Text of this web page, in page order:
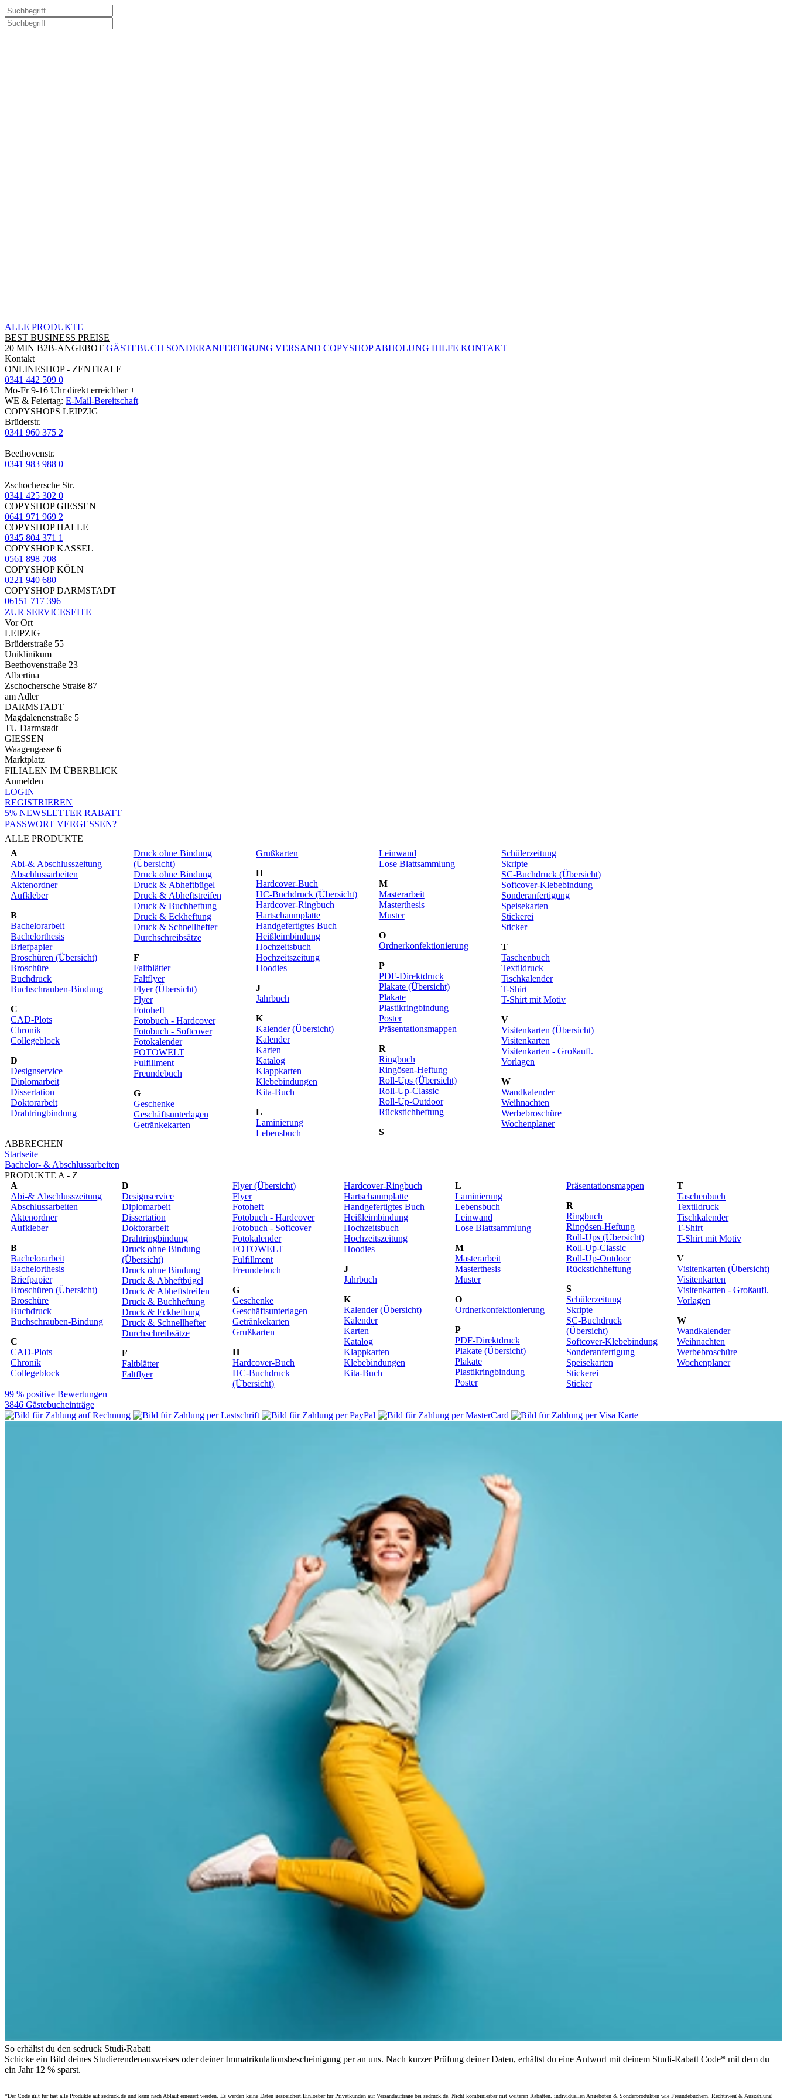
ALLE PRODUKTE
BEST BUSINESS PREISE
20 MIN B2B-ANGEBOT GÄSTEBUCH SONDERANFERTIGUNG VERSAND COPYSHOP ABHOLUNG HILFE KONTAKT
Kontakt
ONLINESHOP - ZENTRALE
0341 442 509 0
Mo-Fr 9-16 Uhr direkt erreichbar +
WE & Feiertag: E-Mail-Bereitschaft
COPYSHOPS LEIPZIG
Brüderstr.
0341 960 375 2
Beethovenstr.
0341 983 988 0
Zschochersche Str.
0341 425 302 0
COPYSHOP GIESSEN
0641 971 969 2
COPYSHOP HALLE
0345 804 371 1
COPYSHOP KASSEL
0561 898 708
COPYSHOP KÖLN
0221 940 680
COPYSHOP DARMSTADT
06151 717 396
ZUR SERVICESEITE
Vor Ort
LEIPZIG
Brüderstraße 55
Uniklinikum
Beethovenstraße 23
Albertina
Zschochersche Straße 87
am Adler
DARMSTADT
Magdalenenstraße 5
TU Darmstadt
GIESSEN
Waagengasse 6
Marktplatz
FILIALEN IM ÜBERBLICK
Anmelden
LOGIN
REGISTRIEREN
5% NEWSLETTER RABATT
PASSWORT VERGESSEN?
ALLE PRODUKTE
A
Abi-& Abschlusszeitung
Abschlussarbeiten
Aktenordner
Aufkleber
B
Bachelorarbeit
Bachelorthesis
Briefpapier
Broschüren (Übersicht)
Broschüre
Buchdruck
Buchschrauben-Bindung
C
CAD-Plots
Chronik
Collegeblock
D
Designservice
Diplomarbeit
Dissertation
Doktorarbeit
Drahtringbindung
Druck ohne Bindung
(Übersicht)
Druck ohne Bindung
Druck & Abheftbügel
Druck & Abheftstreifen
Druck & Buchheftung
Druck & Eckheftung
Druck & Schnellhefter
Durchschreibsätze
F
Faltblätter
Faltflyer
Flyer (Übersicht)
Flyer
Fotoheft
Fotobuch - Hardcover
Fotobuch - Softcover
Fotokalender
FOTOWELT
Fulfillment
Freundebuch
G
Geschenke
Geschäftsunterlagen
Getränkekarten
Grußkarten
H
Hardcover-Buch
HC-Buchdruck (Übersicht)
Hardcover-Ringbuch
Hartschaumplatte
Handgefertigtes Buch
Heißleimbindung
Hochzeitsbuch
Hochzeitszeitung
Hoodies
J
Jahrbuch
K
Kalender (Übersicht)
Kalender
Karten
Katalog
Klappkarten
Klebebindungen
Kita-Buch
L
Laminierung
Lebensbuch
Leinwand
Lose Blattsammlung
M
Masterarbeit
Masterthesis
Muster
O
Ordnerkonfektionierung
P
PDF-Direktdruck
Plakate (Übersicht)
Plakate
Plastikringbindung
Poster
Präsentationsmappen
R
Ringbuch
Ringösen-Heftung
Roll-Ups (Übersicht)
Roll-Up-Classic
Roll-Up-Outdoor
Rückstichheftung
S
Schülerzeitung
Skripte
SC-Buchdruck (Übersicht)
Softcover-Klebebindung
Sonderanfertigung
Speisekarten
Stickerei
Sticker
T
Taschenbuch
Textildruck
Tischkalender
T-Shirt
T-Shirt mit Motiv
V
Visitenkarten (Übersicht)
Visitenkarten
Visitenkarten - Großaufl.
Vorlagen
W
Wandkalender
Weihnachten
Werbebroschüre
Wochenplaner
ABBRECHEN
Startseite
Bachelor- & Abschlussarbeiten
PRODUKTE A - Z
A
Abi-& Abschlusszeitung
Abschlussarbeiten
Aktenordner
Aufkleber
B
Bachelorarbeit
Bachelorthesis
Briefpapier
Broschüren (Übersicht)
Broschüre
Buchdruck
Buchschrauben-Bindung
C
CAD-Plots
Chronik
Collegeblock
D
Designservice
Diplomarbeit
Dissertation
Doktorarbeit
Drahtringbindung
Druck ohne Bindung
(Übersicht)
Druck ohne Bindung
Druck & Abheftbügel
Druck & Abheftstreifen
Druck & Buchheftung
Druck & Eckheftung
Druck & Schnellhefter
Durchschreibsätze
F
Faltblätter
Faltflyer
Flyer (Übersicht)
Flyer
Fotoheft
Fotobuch - Hardcover
Fotobuch - Softcover
Fotokalender
FOTOWELT
Fulfillment
Freundebuch
G
Geschenke
Geschäftsunterlagen
Getränkekarten
Grußkarten
H
Hardcover-Buch
HC-Buchdruck
(Übersicht)
Hardcover-Ringbuch
Hartschaumplatte
Handgefertigtes Buch
Heißleimbindung
Hochzeitsbuch
Hochzeitszeitung
Hoodies
J
Jahrbuch
K
Kalender (Übersicht)
Kalender
Karten
Katalog
Klappkarten
Klebebindungen
Kita-Buch
L
Laminierung
Lebensbuch
Leinwand
Lose Blattsammlung
M
Masterarbeit
Masterthesis
Muster
O
Ordnerkonfektionierung
P
PDF-Direktdruck
Plakate (Übersicht)
Plakate
Plastikringbindung
Poster
Präsentationsmappen
R
Ringbuch
Ringösen-Heftung
Roll-Ups (Übersicht)
Roll-Up-Classic
Roll-Up-Outdoor
Rückstichheftung
S
Schülerzeitung
Skripte
SC-Buchdruck
(Übersicht)
Softcover-Klebebindung
Sonderanfertigung
Speisekarten
Stickerei
Sticker
T
Taschenbuch
Textildruck
Tischkalender
T-Shirt
T-Shirt mit Motiv
V
Visitenkarten (Übersicht)
Visitenkarten
Visitenkarten - Großaufl.
Vorlagen
W
Wandkalender
Weihnachten
Werbebroschüre
Wochenplaner
99 % positive Bewertungen
3846 Gästebucheinträge
So erhältst du den sedruck Studi-Rabatt
Schicke ein Bild deines Studierendenausweises oder deiner Immatrikulationsbescheinigung peran uns. Nach kurzer Prüfung deiner Daten, erhältst du eine Antwort mit deinem Studi-Rabatt Code* mit dem du
ein Jahr 12 % sparst.
*Der Code gilt für fast alle Produkte auf sedruck.de und kann nach Ablauf erneuert werden. Es werden keine Daten gespeichert.Einlösbar für Privatkunden auf Versandaufträge bei sedruck.de. Nicht kombinierbar mit weiteren Rabatten, individuellen Angeboten & Sonderprodukten wie Freundebüchern. Rechtsweg & Auszahlung